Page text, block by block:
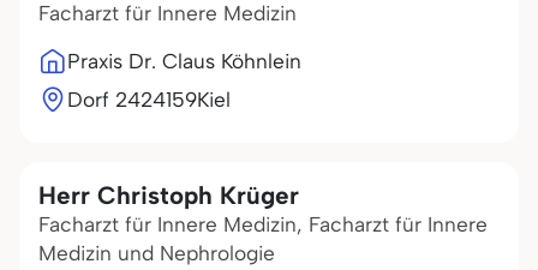
Facharzt für Innere Medizin
Praxis Dr. Claus Köhnlein
Dorf 2424159Kiel
Herr Christoph Krüger
Facharzt für Innere Medizin, Facharzt für Innere
Medizin und Nephrologie